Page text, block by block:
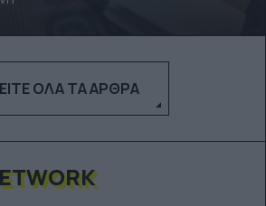
ΌΛΑ ΤΑ ΆΡΘΡΑ